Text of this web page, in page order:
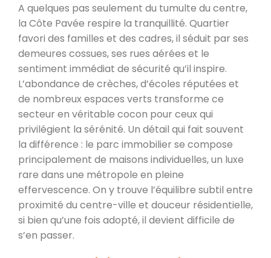
A quelques pas seulement du tumulte du centre,
la Côte Pavée respire la tranquillité. Quartier
favori des familles et des cadres, il séduit par ses
demeures cossues, ses rues aérées et le
sentiment immédiat de sécurité qu’il inspire.
L’abondance de crèches, d’écoles réputées et
de nombreux espaces verts transforme ce
secteur en véritable cocon pour ceux qui
privilégient la sérénité. Un détail qui fait souvent
la différence : le parc immobilier se compose
principalement de maisons individuelles, un luxe
rare dans une métropole en pleine
effervescence. On y trouve l’équilibre subtil entre
proximité du centre-ville et douceur résidentielle,
si bien qu’une fois adopté, il devient difficile de
s’en passer.